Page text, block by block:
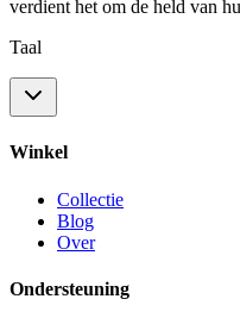
verdient het om de held van
Taal
Winkel
Collectie
Blog
Over
Ondersteuning